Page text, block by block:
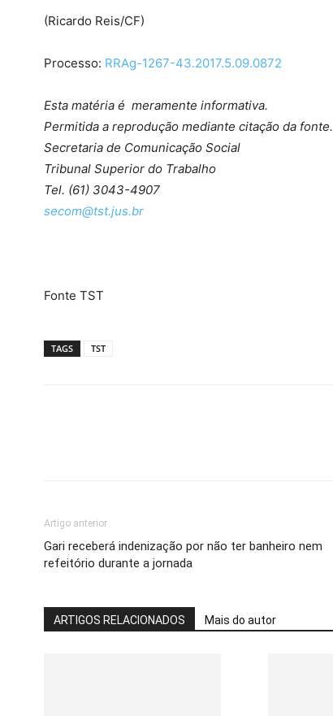
(Ricardo Reis/CF)
Processo: RRAg-1267-43.2017.5.09.0872
Esta matéria é meramente informativa.
Permitida a reprodução mediante citação da fonte.
Secretaria de Comunicação Social
Tribunal Superior do Trabalho
Tel. (61) 3043-4907
secom@tst.jus.br
Fonte TST
TAGS TST
Artigo anterior
Gari receberá indenização por não ter banheiro nem
refeitório durante a jornada
ARTIGOS RELACIONADOS Mais do autor